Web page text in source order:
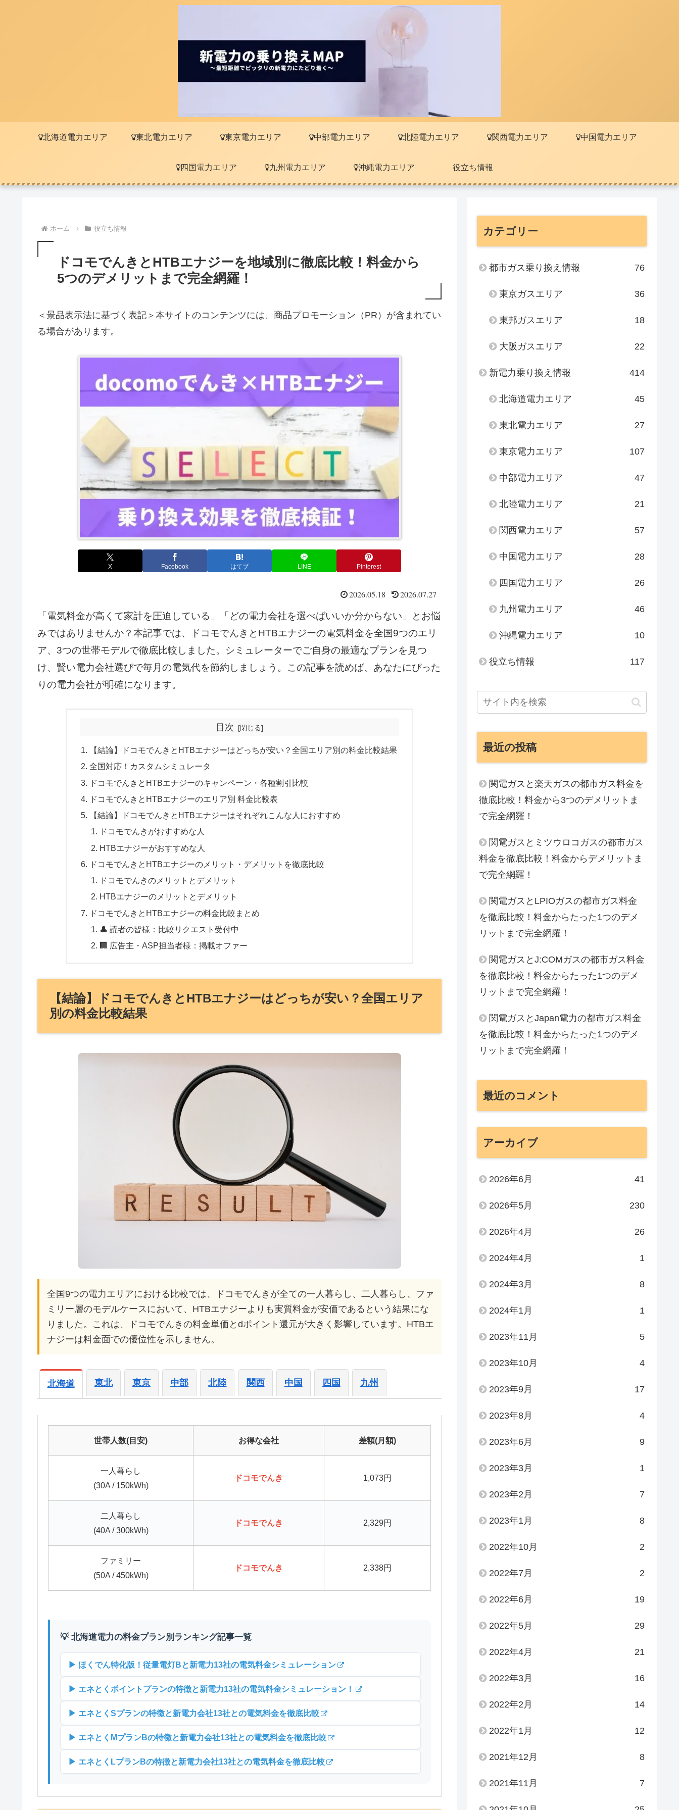
北海道電力エリア 東北電力エリア 東京電力エリア 中部電力エリア 北陸電力エリア 関西電力エリア 中国電力エリア
四国電力エリア 九州電力エリア 沖縄電力エリア 役立ち情報
ホーム 役立ち情報
ドコモでんきとHTBエナジーを地域別に徹底比較！料金から
5つのデメリットまで完全網羅！
＜景品表示法に基づく表記＞本サイトのコンテンツには、商品プロモーション（PR）が含まれてい
る場合があります。
X Facebook はてブ LINE Pinterest
2026.05.18 2026.07.27
「電気料金が高くて家計を圧迫している」「どの電力会社を選べばいいか分からない」とお悩
みではありませんか？本記事では、ドコモでんきとHTBエナジーの電気料金を全国9つのエリ
ア、3つの世帯モデルで徹底比較しました。シミュレーターでご自身の最適なプランを見つ
け、賢い電力会社選びで毎月の電気代を節約しましょう。この記事を読めば、あなたにぴった
りの電力会社が明確になります。
目次
【結論】ドコモでんきとHTBエナジーはどっちが安い？全国エリア別の料金比較結果
全国対応！カスタムシミュレータ
ドコモでんきとHTBエナジーのキャンペーン・各種割引比較
ドコモでんきとHTBエナジーのエリア別 料金比較表
【結論】ドコモでんきとHTBエナジーはそれぞれこんな人におすすめ
ドコモでんきがおすすめな人
HTBエナジーがおすすめな人
ドコモでんきとHTBエナジーのメリット・デメリットを徹底比較
ドコモでんきのメリットとデメリット
HTBエナジーのメリットとデメリット
ドコモでんきとHTBエナジーの料金比較まとめ
👤 読者の皆様：比較リクエスト受付中
🏢 広告主・ASP担当者様：掲載オファー
【結論】ドコモでんきとHTBエナジーはどっちが安い？全国エリア
別の料金比較結果
全国9つの電力エリアにおける比較では、ドコモでんきが全ての一人暮らし、二人暮らし、ファ
ミリー層のモデルケースにおいて、HTBエナジーよりも実質料金が安価であるという結果にな
りました。これは、ドコモでんきの料金単価とdポイント還元が大きく影響しています。HTBエ
ナジーは料金面での優位性を示しません。
北海道 東北 東京 中部 北陸 関西 中国 四国 九州
世帯人数(目安) お得な会社 差額(月額)
一人暮らし
(30A / 150kWh)
ドコモでんき 1,073円
二人暮らし
(40A / 300kWh)
ドコモでんき 2,329円
ファミリー
(50A / 450kWh)
ドコモでんき 2,338円
💡 北海道電力の料金プラン別ランキング記事一覧
▶ ほくでん特化版！従量電灯Bと新電力13社の電気料金シミュレーション
▶ エネとくポイントプランの特徴と新電力13社の電気料金シミュレーション！
▶ エネとくSプランの特徴と新電力会社13社との電気料金を徹底比較
▶ エネとくMプランBの特徴と新電力会社13社との電気料金を徹底比較
▶ エネとくLプランBの特徴と新電力会社13社との電気料金を徹底比較
カテゴリー
都市ガス乗り換え情報 76
東京ガスエリア 36
東邦ガスエリア 18
大阪ガスエリア 22
新電力乗り換え情報 414
北海道電力エリア 45
東北電力エリア 27
東京電力エリア 107
中部電力エリア 47
北陸電力エリア 21
関西電力エリア 57
中国電力エリア 28
四国電力エリア 26
九州電力エリア 46
沖縄電力エリア 10
役立ち情報 117
最近の投稿
関電ガスと楽天ガスの都市ガス料金を
徹底比較！料金から3つのデメリットま
で完全網羅！
関電ガスとミツウロコガスの都市ガス
料金を徹底比較！料金からデメリットま
で完全網羅！
関電ガスとLPIOガスの都市ガス料金
を徹底比較！料金からたった1つのデメ
リットまで完全網羅！
関電ガスとJ:COMガスの都市ガス料金
を徹底比較！料金からたった1つのデメ
リットまで完全網羅！
関電ガスとJapan電力の都市ガス料金
を徹底比較！料金からたった1つのデメ
リットまで完全網羅！
最近のコメント
アーカイブ
2026年6月 41
2026年5月 230
2026年4月 26
2024年4月 1
2024年3月 8
2024年1月 1
2023年11月 5
2023年10月 4
2023年9月 17
2023年8月 4
2023年6月 9
2023年3月 1
2023年2月 7
2023年1月 8
2022年10月 2
2022年7月 2
2022年6月 19
2022年5月 29
2022年4月 21
2022年3月 16
2022年2月 14
2022年1月 12
2021年12月 8
2021年11月 7